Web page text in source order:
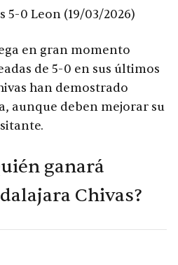
5-0 Leon (19/03/2026)
en gran momento
de 5-0 en sus últimos
han demostrado
aunque deben mejorar su
ganará
Chivas?